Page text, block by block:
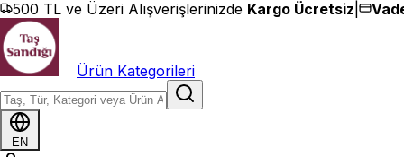
İçeriğe geç
500 TL ve Üzeri Alışverişlerinizde Kargo Ücretsiz
Ürün Kategorileri
EN